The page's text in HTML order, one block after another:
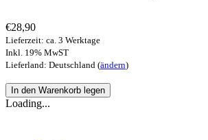
€28,90
Lieferzeit: ca. 3 Werktage
Inkl. 19% MwST
Lieferland: Deutschland (ändern)
Loading...